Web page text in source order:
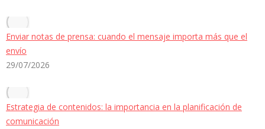
Enviar notas de prensa: cuando el mensaje importa más que el
envío
29/07/2026
Estrategia de contenidos: la importancia en la planificación de
comunicación